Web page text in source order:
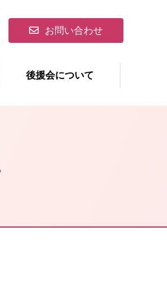
お問い合わせ
後援会について